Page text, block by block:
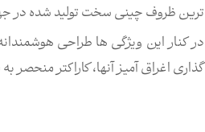
ترین ظروف چینی سخت تولید شده در
در کنار این ویژگی ها طراحی
گذاری اغراق آمیز آنها، کاراکتر